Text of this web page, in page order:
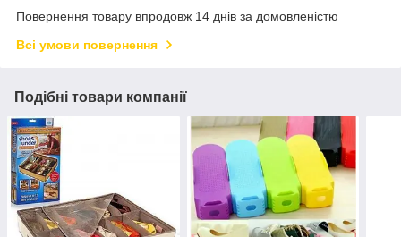
Повернення товару впродовж 14 днів за домовленістю
Всі умови повернення
Подібні товари компанії